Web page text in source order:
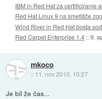
IBM in Red Hat za certificiranje
Red Hat Linux 9 na smetišče
Wind River in Red Hat bosta
Red Carpet Enterprise 1.4 ::9.
mkoco
:: 11. nov 2010, 10:27
Je bil že čas...